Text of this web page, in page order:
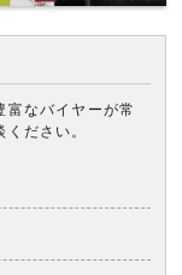
富なバイヤーが常
ださい。